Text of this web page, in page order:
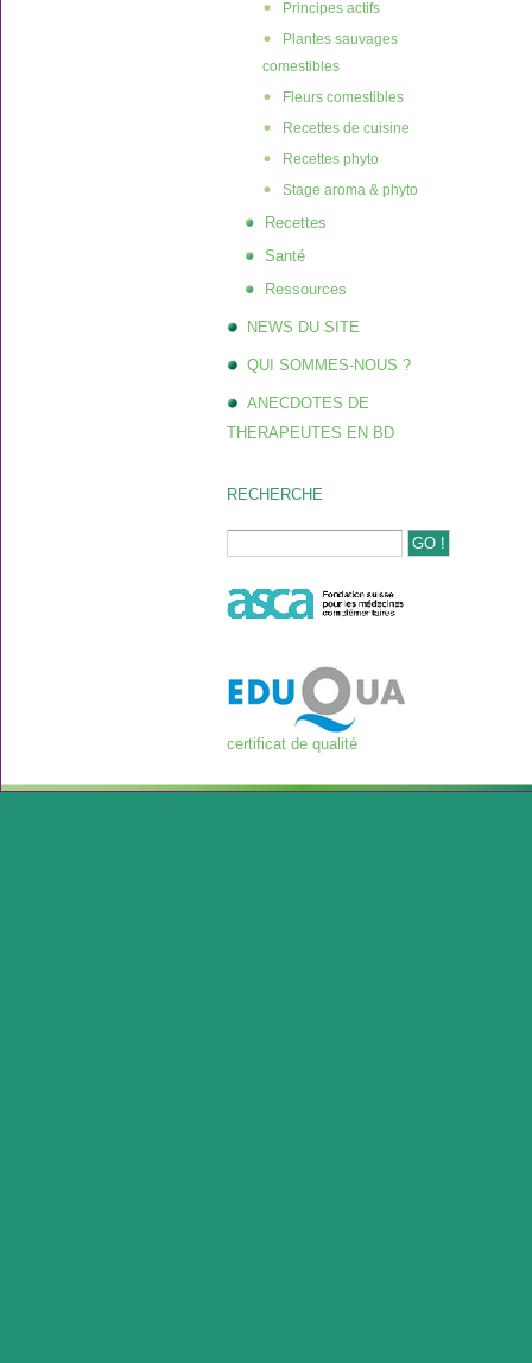
Principes actifs
Plantes sauvages
comestibles
Fleurs comestibles
Recettes de cuisine
Recettes phyto
Stage aroma & phyto
Recettes
Santé
Ressources
NEWS DU SITE
QUI SOMMES-NOUS ?
ANECDOTES DE
THERAPEUTES EN BD
RECHERCHE
certificat de qualité